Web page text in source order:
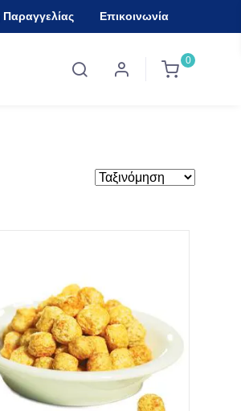
Επικοινωνία
0